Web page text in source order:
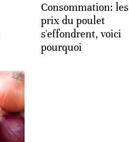
Consommation: les
prix du poulet
s'effondrent, voici
pourquoi